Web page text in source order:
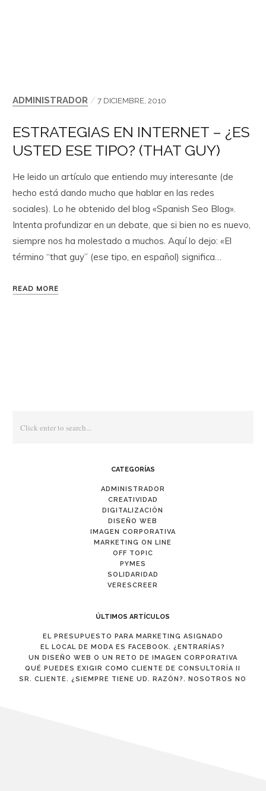
ADMINISTRADOR/ 7 DICIEMBRE, 2010
ESTRATEGIAS EN INTERNET – ¿ES
USTED ESE TIPO? (THAT GUY)
He leido un artículo que entiendo muy interesante (de
hecho está dando mucho que hablar en las redes
sociales). Lo he obtenido del blog «Spanish Seo Blog».
Intenta profundizar en un debate, que si bien no es nuevo,
siempre nos ha molestado a muchos. Aquí lo dejo: «El
término “that guy” (ese tipo, en español) significa…
READ MORE
CATEGORÍAS
ADMINISTRADOR
CREATIVIDAD
DIGITALIZACIÓN
DISEÑO WEB
IMAGEN CORPORATIVA
MARKETING ON LINE
OFF TOPIC
PYMES
SOLIDARIDAD
VERESCREER
ÚLTIMOS ARTÍCULOS
EL PRESUPUESTO PARA MARKETING ASIGNADO
EL LOCAL DE MODA ES FACEBOOK. ¿ENTRARÍAS?
UN DISEÑO WEB O UN RETO DE IMAGEN CORPORATIVA
QUÉ PUEDES EXIGIR COMO CLIENTE DE CONSULTORÍA II
SR. CLIENTE. ¿SIEMPRE TIENE UD. RAZÓN?. NOSOTROS NO